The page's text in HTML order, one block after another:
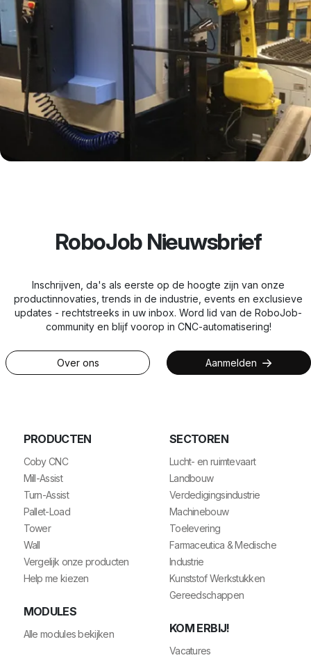
RoboJob Nieuwsbrief
Inschrijven, da's als eerste op de hoogte zijn van onze
productinnovaties, trends in de industrie, events en exclusieve
updates - rechtstreeks in uw inbox. Word lid van de RoboJob-
community en blijf voorop in CNC-automatisering!
Over ons Aanmelden
PRODUCTEN
Coby CNC
Mill-Assist
Turn-Assist
Pallet-Load
Tower
Wall
Vergelijk onze producten
Help me kiezen
MODULES
Alle modules bekijken
SECTOREN
Lucht- en ruimtevaart
Landbouw
Verdedigingsindustrie
Machinebouw
Toelevering
Farmaceutica & Medische
Industrie
Kunststof Werkstukken
Gereedschappen
KOM ERBIJ!
Vacatures